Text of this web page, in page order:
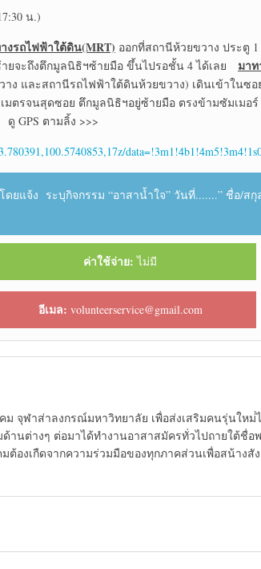
น.)
งรถไฟฟ้าใต้ดิน(MRT) ออกที่สถานีห้วยขวาง ประตู
ยจะถึงตึกมูลนิธิฯซ้ายมือ ขึ้นไปรอชั้น 4 ได้เลย
มาท
ง และสถานีรถไฟฟ้าใต้ดินห้วยขวาง) เดินเข้าในซ
เมตรจนสุดซอย ตึกมูลนิธิฯอยู่ซ้ายมือ ตรงข้ามซัมเ
ดู GPS ตามลิ้ง >>>
โดยแจ้ง ระบุกิจกรรม “อาสาน้ำใจ” วันที่.......” ชื่
ค่าใช้จ่าย: ไม่มี
อีเมล: volunteerservice@gmail.com
ม จุฬาส่าลงกรณ์มหาวิทยาลัย เพื่อส่งเสริมคนรุ่นใหม่่
นต่างๆ ต่อมาได้ทำงานอาสาสมัครทั่วไปถายใต้ชื่อ
องเกืดจากความร่วมมือของทุกภาคส่วนเพื่อสน้างสั